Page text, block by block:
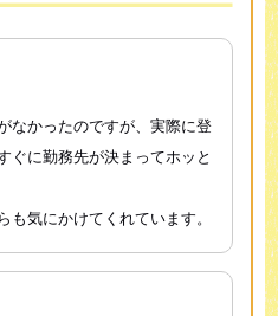
なかったのですが、実際に登
ぐに勤務先が決まってホッと
も気にかけてくれています。